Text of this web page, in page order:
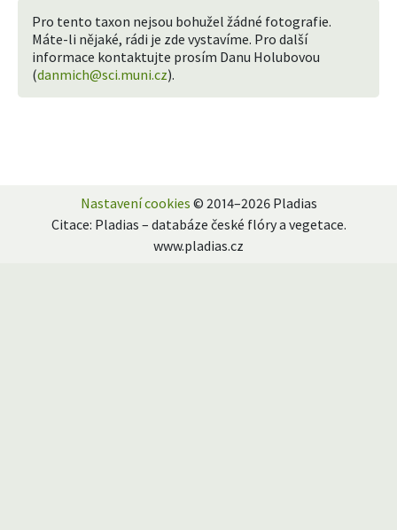
Pro tento taxon nejsou bohužel žádné fotografie.
Máte-li nějaké, rádi je zde vystavíme. Pro další
informace kontaktujte prosím Danu Holubovou
(danmich@sci.muni.cz).
Nastavení cookies © 2014–2026 Pladias
Citace: Pladias – databáze české flóry a vegetace.
www.pladias.cz